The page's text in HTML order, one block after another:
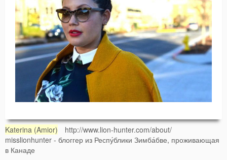
Katerina (Amior) http://www.lion-hunter.com/about/
misslionhunter - блоггер из Респу́блики Зимба́бве, проживающая
в Канаде